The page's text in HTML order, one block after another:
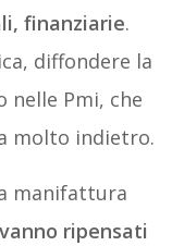
finanziarie.
diffondere la
Pmi, che
molto indietro.
manifattura
vanno ripensati